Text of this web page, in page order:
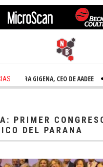
GIGENA, CEO DE AADEE
PRIMER
DEL PARANA